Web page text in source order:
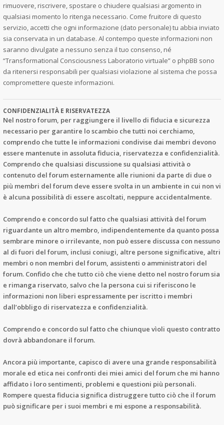
rimuovere, riscrivere, spostare o chiudere qualsiasi argomento in
qualsiasi momento lo ritenga necessario. Come fruitore di questo
servizio, accetti che ogni informazione (dato personale) tu abbia inviato
sia conservata in un database. Al contempo queste informazioni non
saranno divulgate a nessuno senza il tuo consenso, né
“Transformational Consciousness Laboratorio virtuale” o phpBB sono
da ritenersi responsabili per qualsiasi violazione al sistema che possa
compromettere queste informazioni.
CONFIDENZIALITÀ E RISERVATEZZA
Nel nostro forum, per raggiungere il livello di fiducia e sicurezza
necessario per garantire lo scambio che tutti noi cerchiamo,
comprendo che tutte le informazioni condivise dai membri devono
essere mantenute in assoluta fiducia, riservatezza e confidenzialità.
Comprendo che qualsiasi discussione su qualsiasi attività o
contenuto del forum esternamente alle riunioni da parte di due o
più membri del forum deve essere svolta in un ambiente in cui non vi
è alcuna possibilità di essere ascoltati, neppure accidentalmente.
Comprendo e concordo sul fatto che qualsiasi attività del forum
riguardante un altro membro, indipendentemente da quanto possa
sembrare minore o irrilevante, non può essere discussa con nessuno
al di fuori del forum, inclusi coniugi, altre persone significative, altri
membri o non membri del forum, assistenti o amministratori del
forum. Confido che che tutto ciò che viene detto nel nostro forum sia
e rimanga riservato, salvo che la persona cui si riferiscono le
informazioni non liberi espressamente per iscritto i membri
dall’obbligo di riservatezza e confidenzialità.
Comprendo e concordo sul fatto che chiunque vìoli questo contratto
dovrà abbandonare il forum.
Ancora più importante, capisco di avere una grande responsabilità
morale ed etica nei confronti dei miei amici del forum che mi hanno
affidato i loro sentimenti, problemi e questioni più personali.
Rompere questa fiducia significa distruggere tutto ciò che il forum
può significare per i suoi membri e mi espone a responsabilità.